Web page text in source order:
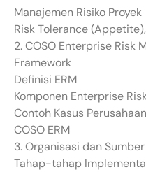
Manajemen Risiko Proyek
Risk Tolerance
2. COSO Enterprise Risk
Framework
Definisi ERM
Komponen Enterprise
Contoh Kasus
COSO ERM
3. Organisasi dan
Tahap-tahap